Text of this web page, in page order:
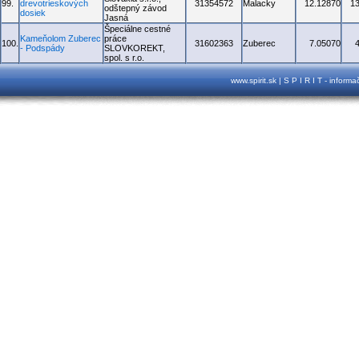
99.
drevotrieskových
dosiek
odštepný závod
Jasná
31354572 Malacky 12.12870
100. Kameňolom Zuberec
- Podspády
Špeciálne cestné
práce
SLOVKOREKT,
spol. s r.o.
31602363 Zuberec 7.05070
www.spirit.sk | S P I R I T -